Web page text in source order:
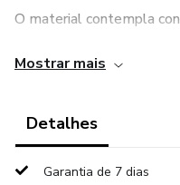
O material contempla
consciente das redes
estudantes.
Mostrar mais
Detalhes
Garantia de 7 dias